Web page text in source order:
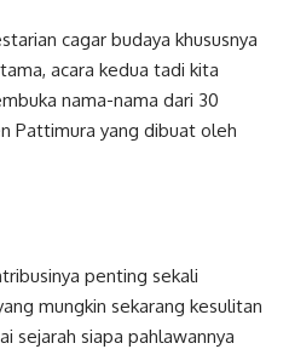
cagar budaya khususnya
acara kedua tadi kita
nama-nama dari 30
Pattimura yang dibuat oleh
penting sekali
mungkin sekarang kesulitan
sejarah siapa pahlawannya